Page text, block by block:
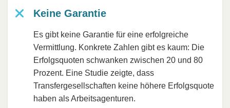
Keine Garantie
Es gibt keine Garantie für eine erfolgreiche
Vermittlung. Konkrete Zahlen gibt es kaum: Die
Erfolgsquoten schwanken zwischen 20 und 80
Prozent. Eine Studie zeigte, dass
Transfergesellschaften keine höhere Erfolgsquote
haben als Arbeitsagenturen.